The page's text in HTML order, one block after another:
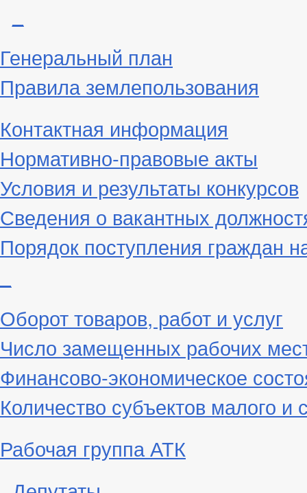
Генеральный план
Правила землепользования
Контактная информация
Нормативно-правовые акты
Условия и результаты конкурсов
Сведения о вакантных
Порядок поступления граждан
Оборот товаров, работ и услуг
Число замещенных рабочих
Финансово-экономическое
Количество субъектов малого и
Рабочая группа АТК